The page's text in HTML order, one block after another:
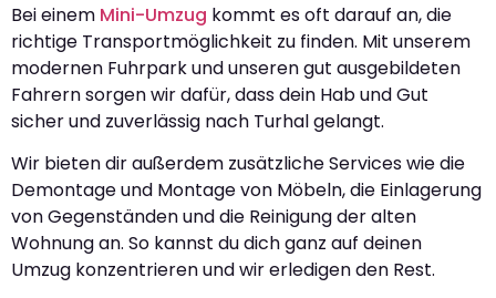
Bei einem Mini-Umzug kommt es oft darauf an, die
richtige Transportmöglichkeit zu finden. Mit unserem
modernen Fuhrpark und unseren gut ausgebildeten
Fahrern sorgen wir dafür, dass dein Hab und Gut
sicher und zuverlässig nach Turhal gelangt.
Wir bieten dir außerdem zusätzliche Services wie die
Demontage und Montage von Möbeln, die Einlagerung
von Gegenständen und die Reinigung der alten
Wohnung an. So kannst du dich ganz auf deinen
Umzug konzentrieren und wir erledigen den Rest.